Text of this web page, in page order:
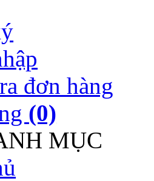
đơn hàng
(0)
MỤC